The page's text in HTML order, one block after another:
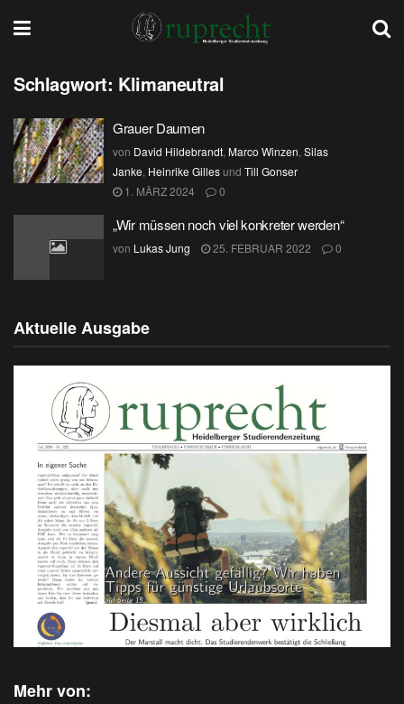
Schlagwort: Klimaneutral
Grauer Daumen
von David Hildebrandt, Marco Winzen, Silas
Janke, Heinrike Gillesund Till Gonser
1. MÄRZ 2024
0
„Wir müssen noch viel konkreter werden“
von Lukas Jung 25. FEBRUAR 2022 0
Aktuelle Ausgabe
Mehr von: